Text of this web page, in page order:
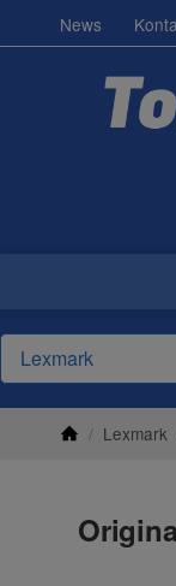
News
/ Lexmark